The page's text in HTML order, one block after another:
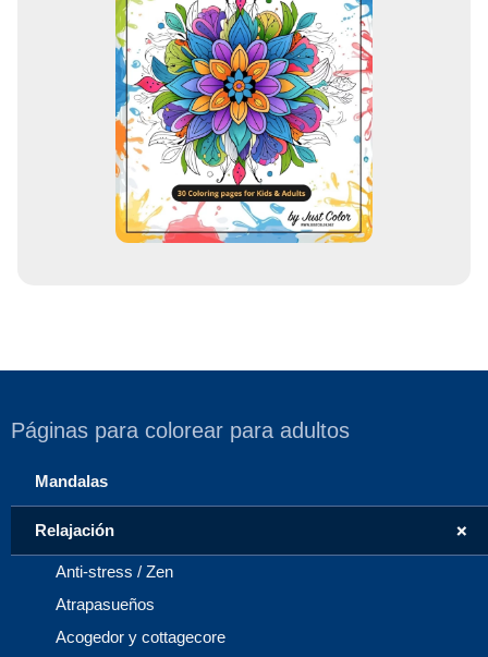
Páginas para colorear para adultos
Mandalas
+
Relajación
Anti-stress / Zen
Atrapasueños
Acogedor y cottagecore